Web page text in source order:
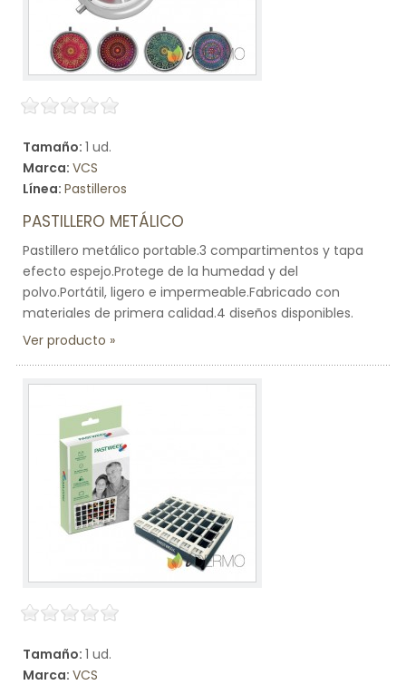
Tamaño: 1 ud.
Marca: VCS
Línea: Pastilleros
PASTILLERO METÁLICO
Pastillero metálico portable.3 compartimentos y tapa
efecto espejo.Protege de la humedad y del
polvo.Portátil, ligero e impermeable.Fabricado con
materiales de primera calidad.4 diseños disponibles.
Ver producto
Tamaño: 1 ud.
Marca: VCS